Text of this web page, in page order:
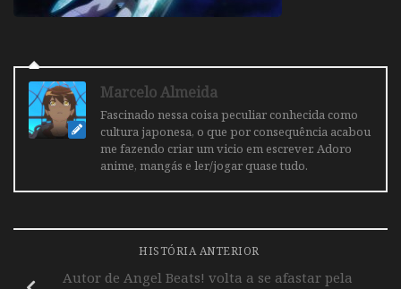
Marcelo Almeida
Fascinado nessa coisa peculiar conhecida como
cultura japonesa, o que por consequência acabou
me fazendo criar um vicio em escrever. Adoro
anime, mangás e ler/jogar quase tudo.
HISTÓRIA ANTERIOR
Autor de Angel Beats! volta a se afastar pela